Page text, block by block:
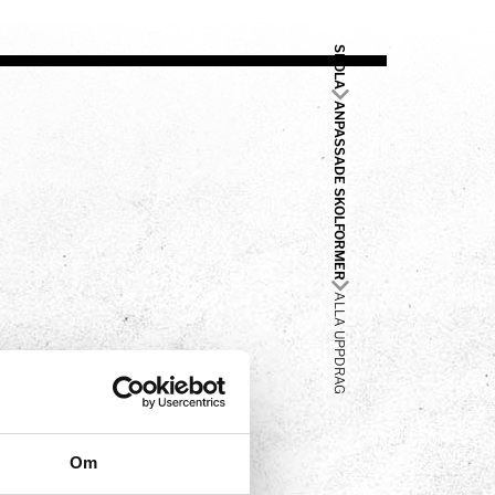
Om
SKOLA
ANPASSADE SKOLFORMER
ALLA UPPDRAG